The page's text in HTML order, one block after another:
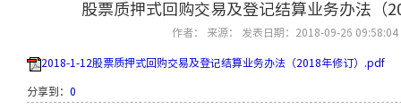
股票质押式回购交易及登记结算业务办法（
作者： 来源： 发表日期：2018-09-26 09:58:04
2018-1-12股票质押式回购交易及登记结算业务办法（2018年修订）.pdf
分享到： 0